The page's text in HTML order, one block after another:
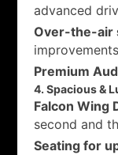
advanced
Over-the-air
Premium
4. Spacious &
Falcon Wing
second and
Seating for